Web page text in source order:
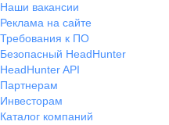
Наши вакансии
Реклама на сайте
Требования к ПО
Безопасный HeadHunter
HeadHunter API
Партнерам
Инвесторам
Каталог компаний